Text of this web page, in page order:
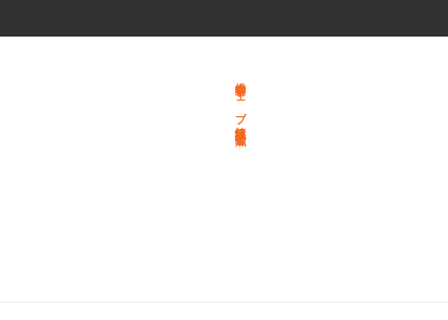
総合文学ウェブ情報誌 文学金魚